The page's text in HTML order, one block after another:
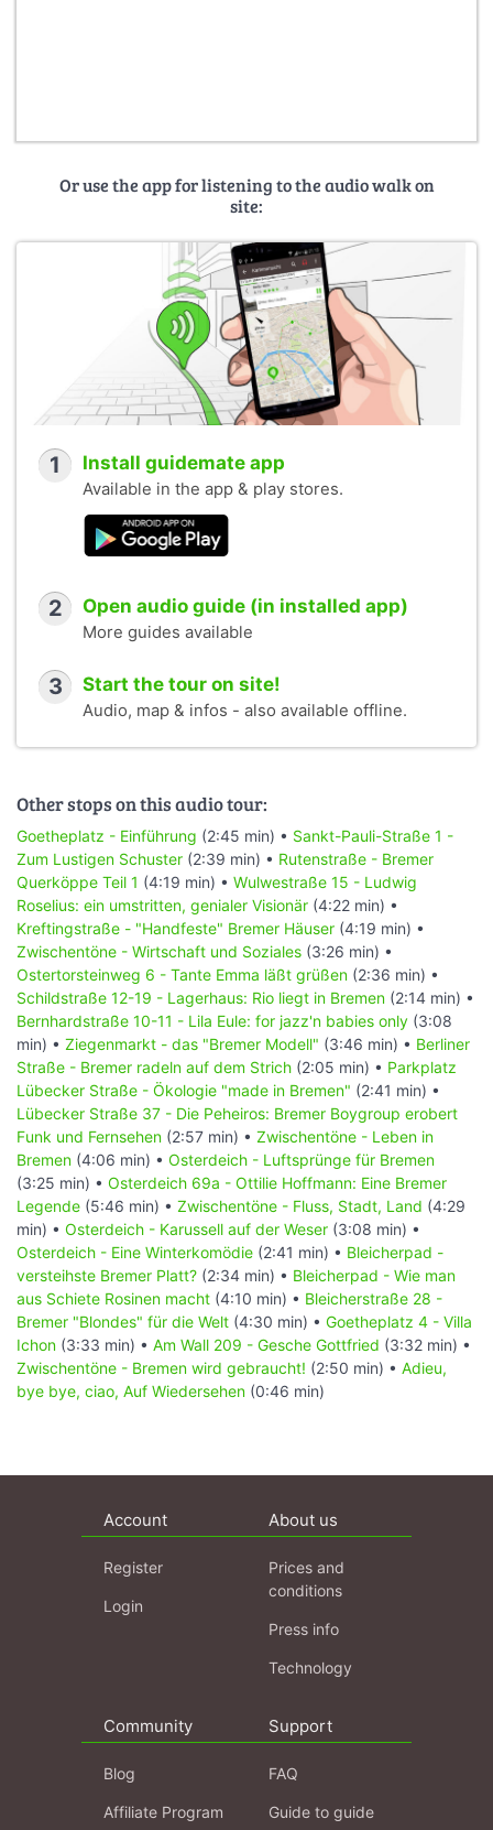
Or use the app for listening to the audio walk on
site:
1 Install guidemate app
Available in the app & play stores.
2 Open audio guide (in installed app)
More guides available
3 Start the tour on site!
Audio, map & infos - also available offline.
Other stops on this audio tour:
Goetheplatz - Einführung (2:45 min) • Sankt-Pauli-Straße 1 -
Zum Lustigen Schuster (2:39 min) • Rutenstraße - Bremer
Querköppe Teil 1 (4:19 min) • Wulwestraße 15 - Ludwig
Roselius: ein umstritten, genialer Visionär (4:22 min) •
Kreftingstraße - "Handfeste" Bremer Häuser (4:19 min) •
Zwischentöne - Wirtschaft und Soziales (3:26 min) •
Ostertorsteinweg 6 - Tante Emma läßt grüßen (2:36 min) •
Schildstraße 12-19 - Lagerhaus: Rio liegt in Bremen (2:14 min) •
Bernhardstraße 10-11 - Lila Eule: for jazz'n babies only (3:08
min) • Ziegenmarkt - das "Bremer Modell" (3:46 min) • Berliner
Straße - Bremer radeln auf dem Strich (2:05 min) • Parkplatz
Lübecker Straße - Ökologie "made in Bremen" (2:41 min) •
Lübecker Straße 37 - Die Peheiros: Bremer Boygroup erobert
Funk und Fernsehen (2:57 min) • Zwischentöne - Leben in
Bremen (4:06 min) • Osterdeich - Luftsprünge für Bremen
(3:25 min) • Osterdeich 69a - Ottilie Hoffmann: Eine Bremer
Legende (5:46 min) • Zwischentöne - Fluss, Stadt, Land (4:29
min) • Osterdeich - Karussell auf der Weser (3:08 min) •
Osterdeich - Eine Winterkomödie (2:41 min) • Bleicherpad -
versteihste Bremer Platt? (2:34 min) • Bleicherpad - Wie man
aus Schiete Rosinen macht (4:10 min) • Bleicherstraße 28 -
Bremer "Blondes" für die Welt (4:30 min) • Goetheplatz 4 - Villa
Ichon (3:33 min) • Am Wall 209 - Gesche Gottfried (3:32 min) •
Zwischentöne - Bremen wird gebraucht! (2:50 min) • Adieu,
bye bye, ciao, Auf Wiedersehen (0:46 min)
Account
Register
Login
About us
Prices and
conditions
Press info
Technology
Community
Blog
Affiliate Program
Support
FAQ
Guide to guide